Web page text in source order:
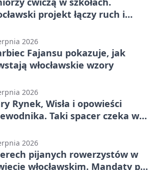
projekt łączy ruch i
2026
Fajansu pokazuje, jak
włocławskie wzory
2026
Rynek, Wisła i opowieści
Taki spacer czeka we
2026
pijanych rowerzystów w
włocławskim. Mandaty po